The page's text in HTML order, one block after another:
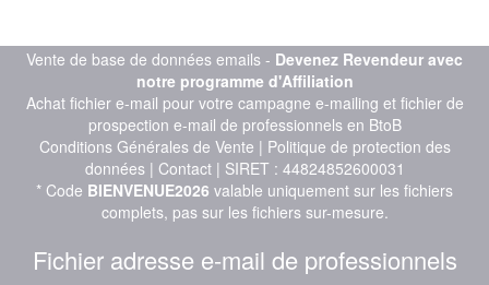
Vente de base de données emails - Devenez Revendeur avec
notre programme d'Affiliation
Achat fichier e-mail pour votre campagne e-mailing et fichier de
prospection e-mail de professionnels en BtoB
Conditions Générales de Vente | Politique de protection des
données| Contact| SIRET : 44824852600031
* Code BIENVENUE2026 valable uniquement sur les fichiers
complets, pas sur les fichiers sur-mesure.
Fichier adresse e-mail de professionnels